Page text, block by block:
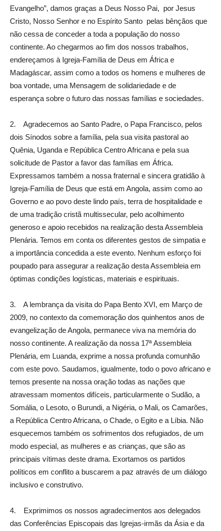
Evangelho”, damos graças a Deus Nosso Pai, por Jesus
Cristo, Nosso Senhor e no Espírito Santo pelas bênçãos que
não cessa de conceder a toda a população do nosso
continente. Ao chegarmos ao fim dos nossos trabalhos,
endereçamos à Igreja-Família de Deus em África e
Madagáscar, assim como a todos os homens e mulheres de
boa vontade, uma Mensagem de solidariedade e de
esperança sobre o futuro das nossas famílias e sociedades.
2. Agradecemos ao Santo Padre, o Papa Francisco, pelos
dois Sínodos sobre a família, pela sua visita pastoral ao
Quênia, Uganda e República Centro Africana e pela sua
solicitude de Pastor a favor das famílias em África.
Expressamos também a nossa fraternal e sincera gratidão à
Igreja-Família de Deus que está em Angola, assim como ao
Governo e ao povo deste lindo país, terra de hospitalidade e
de uma tradição cristã multissecular, pelo acolhimento
generoso e apoio recebidos na realização desta Assembleia
Plenária. Temos em conta os diferentes gestos de simpatia e
a importância concedida a este evento. Nenhum esforço foi
poupado para assegurar a realização desta Assembleia em
óptimas condições logísticas, materiais e espirituais.
3. A lembrança da visita do Papa Bento XVI, em Março de
2009, no contexto da comemoração dos quinhentos anos de
evangelização de Angola, permanece viva na memória do
nosso continente. A realização da nossa 17ª Assembleia
Plenária, em Luanda, exprime a nossa profunda comunhão
com este povo. Saudamos, igualmente, todo o povo africano e
temos presente na nossa oração todas as nações que
atravessam momentos difíceis, particularmente o Sudão, a
Somália, o Lesoto, o Burundi, a Nigéria, o Mali, os Camarões,
a República Centro Africana, o Chade, o Egito e a Líbia. Não
esquecemos também os sofrimentos dos refugiados, de um
modo especial, as mulheres e as crianças, que são as
principais vítimas deste drama. Exortamos os partidos
políticos em conflito a buscarem a paz através de um diálogo
inclusivo e construtivo.
4. Exprimimos os nossos agradecimentos aos delegados
das Conferências Episcopais das Igrejas-irmãs da Ásia e da